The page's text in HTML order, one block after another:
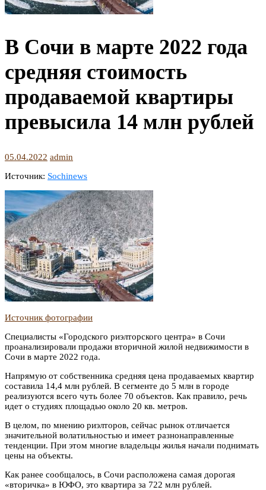
В Сочи в марте 2022 года
средняя стоимость
продаваемой квартиры
превысила 14 млн рублей
05.04.2022 admin
Источник: Sochinews
Источник фотографии
Специалисты «Городского риэлторского центра» в Сочи
проанализировали продажи вторичной жилой недвижимости в
Сочи в марте 2022 года.
Напрямую от собственника средняя цена продаваемых квартир
составила 14,4 млн рублей. В сегменте до 5 млн в городе
реализуются всего чуть более 70 объектов. Как правило, речь
идет о студиях площадью около 20 кв. метров.
В целом, по мнению риэлторов, сейчас рынок отличается
значительной волатильностью и имеет разнонаправленные
тенденции. При этом многие владельцы жилья начали поднимать
цены на объекты.
Как ранее сообщалось, в Сочи расположена самая дорогая
«вторичка» в ЮФО, это квартира за 722 млн рублей.